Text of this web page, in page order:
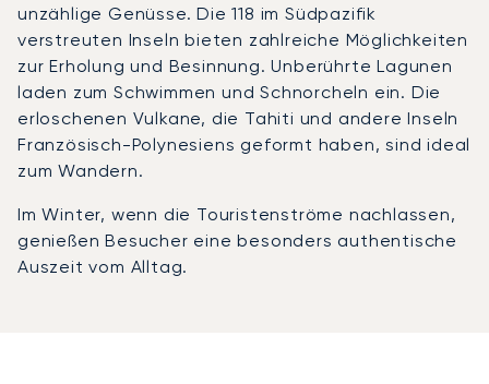
unzählige Genüsse. Die 118 im Südpazifik
verstreuten Inseln bieten zahlreiche Möglichkeiten
zur Erholung und Besinnung. Unberührte Lagunen
laden zum Schwimmen und Schnorcheln ein. Die
erloschenen Vulkane, die Tahiti und andere Inseln
Französisch-Polynesiens geformt haben, sind ideal
zum Wandern.
Im Winter, wenn die Touristenströme nachlassen,
genießen Besucher eine besonders authentische
Auszeit vom Alltag.